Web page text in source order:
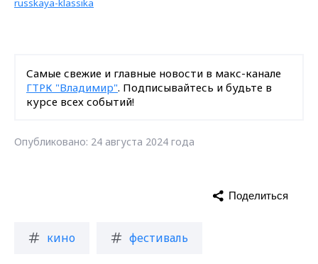
russkaya-klassika
Самые свежие и главные новости в макс-канале
ГТРК "Владимир". Подписывайтесь и будьте в
курсе всех событий!
Опубликовано: 24 августа 2024 года
кино фестиваль
Поделиться